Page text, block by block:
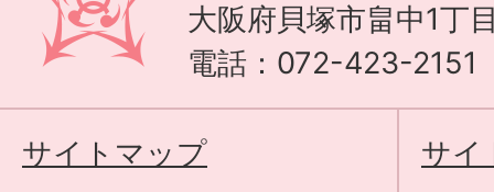
大阪府貝塚市畠中1丁
電話：072-423-2151
サイトマップ サイ